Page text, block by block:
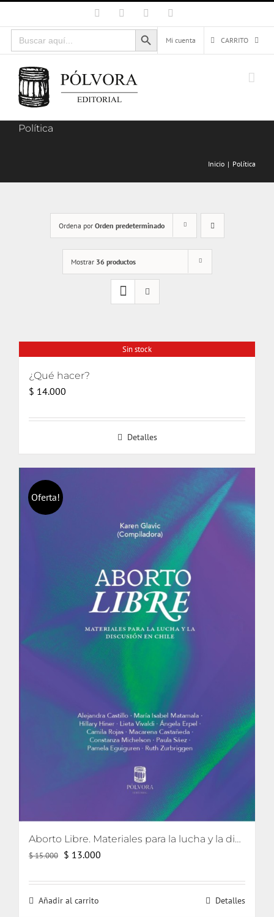
al
contenido
Facebook Instagram
Buscar:
Botón de búsqueda
Mi cuenta
CARRITO
Política
Inicio Política
Ordena por Orden predeterminado
Mostrar 36 productos
Sin stock
¿Qué hacer?
$ 14.000
Detalles
Oferta!
Aborto Libre. Materiales para la lucha y la discusión en Chile.
$15.000 El
original
era:
$ 13.000
actual
Añadir al carrito Detalles